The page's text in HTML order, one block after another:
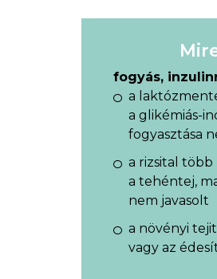
fogyás,
a
a glikémiás-
fogyasztása
a rizsital
a tehéntej,
nem javasolt
a növényi
vagy az